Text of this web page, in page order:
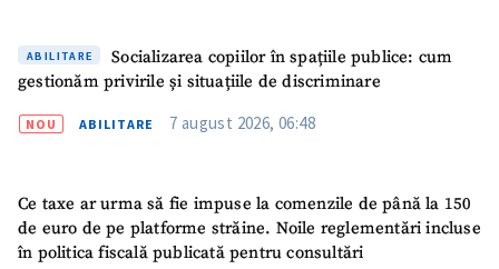
ABILITARE
Socializarea copiilor în spațiile publice: cum
gestionăm privirile și situațiile de discriminare
NOU ABILITARE 7 august 2026, 06:48
Ce taxe ar urma să fie impuse la comenzile de până la 150
de euro de pe platforme străine. Noile reglementări incluse
în politica fiscală publicată pentru consultări